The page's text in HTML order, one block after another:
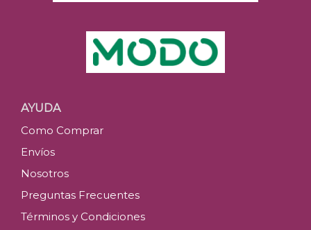
AYUDA
Como Comprar
Envíos
Nosotros
Preguntas Frecuentes
Términos y Condiciones